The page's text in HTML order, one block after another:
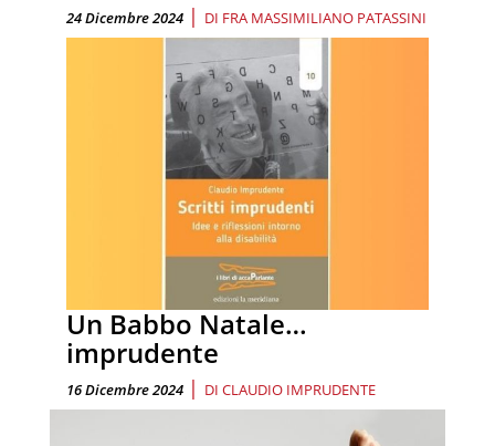
24 Dicembre 2024 | DI FRA MASSIMILIANO PATASSINI
Un Babbo Natale…
imprudente
16 Dicembre 2024 | DI CLAUDIO IMPRUDENTE